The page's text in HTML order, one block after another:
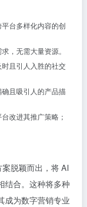
平台多样化内容的创
，无需大量资源。
时且引人入胜的社交
确且吸引人的产品描
改进其推广策略；
脱颖而出，将 AI
结合。这种将多种
成为数字营销专业